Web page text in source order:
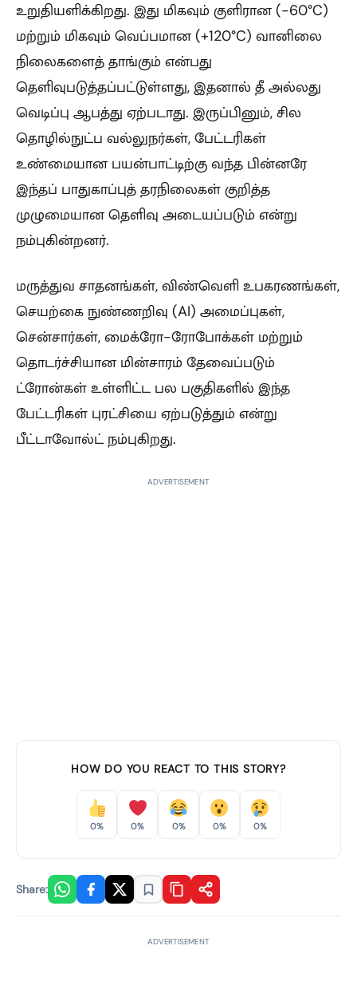
உறுதியளிக்கிறது. இது மிகவும் குளிரான (-60°C)
மற்றும் மிகவும் வெப்பமான (+120°C) வானிலை
நிலைகளைத் தாங்கும் என்பது
தெளிவுபடுத்தப்பட்டுள்ளது, இதனால் தீ அல்லது
வெடிப்பு ஆபத்து ஏற்படாது. இருப்பினும், சில
தொழில்நுட்ப வல்லுநர்கள், பேட்டரிகள்
உண்மையான பயன்பாட்டிற்கு வந்த பின்னரே
இந்தப் பாதுகாப்புத் தரநிலைகள் குறித்த
முழுமையான தெளிவு அடையப்படும் என்று
நம்புகின்றனர்.
மருத்துவ சாதனங்கள், விண்வெளி உபகரணங்கள்,
செயற்கை நுண்ணறிவு (AI) அமைப்புகள்,
சென்சார்கள், மைக்ரோ-ரோபோக்கள் மற்றும்
தொடர்ச்சியான மின்சாரம் தேவைப்படும்
ட்ரோன்கள் உள்ளிட்ட பல பகுதிகளில் இந்த
பேட்டரிகள் புரட்சியை ஏற்படுத்தும் என்று
பீட்டாவோல்ட் நம்புகிறது.
ADVERTISEMENT
HOW DO YOU REACT TO THIS STORY?
0% 0% 0% 0% 0%
Share:
ADVERTISEMENT